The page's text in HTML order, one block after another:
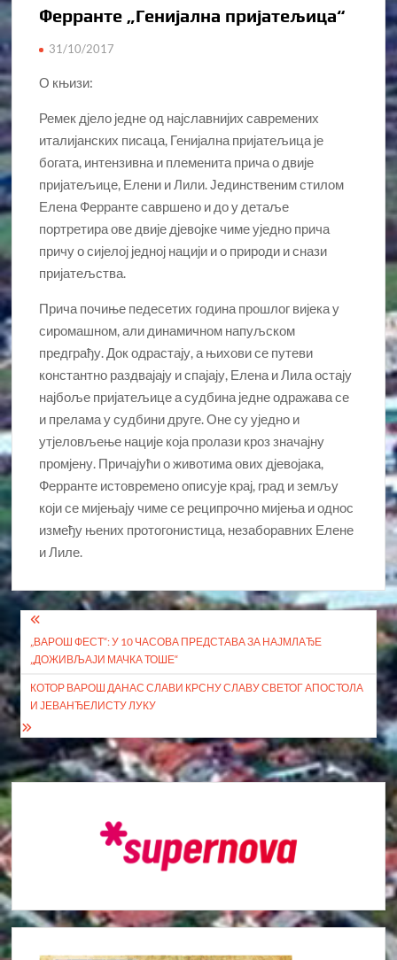
Ферранте „Генијална пријатељица“
31/10/2017
О књизи:
Ремек дјело једне од најславнијих савремених
италијанских писаца, Генијална пријатељица је
богата, интензивна и племенита прича о двије
пријатељице, Елени и Лили. Јединственим стилом
Елена Ферранте савршено и до у детаље
портретира ове двије дјевојке чиме уједно прича
причу о сијелој једној нацији и о природи и снази
пријатељства.
Прича почиње педесетих година прошлог вијека у
сиромашном, али динамичном напуљском
предграђу. Док одрастају, а њихови се путеви
константно раздвајају и спајају, Елена и Лила остају
најбоље пријатељице а судбина једне одражава се
и прелама у судбини друге. Оне су уједно и
утјеловљење нације која пролази кроз значајну
промјену. Причајући о животима ових дјевојака,
Ферранте истовремено описује крај, град и земљу
који се мијењају чиме се реципрочно мијења и однос
између њених протогонистица, незаборавних Елене
и Лиле.
Кретање
чланка
„ВАРОШ ФЕСТ“: У 10 ЧАСОВА ПРЕДСТАВА ЗА НАЈМЛАЂЕ
„ДОЖИВЉАЈИ МАЧКА ТОШЕ“
КОТОР ВАРОШ ДАНАС СЛАВИ КРСНУ СЛАВУ СВЕТОГ АПОСТОЛА
И ЈЕВАНЂЕЛИСТУ ЛУКУ